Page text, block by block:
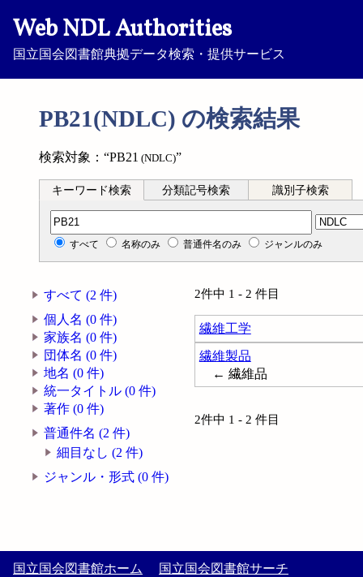
Web NDL Authorities
国立国会図書館典拠データ検索・提供サービス
PB21(NDLC) の検索結果
検索対象：“PB21 (NDLC)”
キーワード検索 分類記号検索 識別子検索
分類記号検索
すべて 名称のみ 普通件名のみ ジャンルのみ
すべて (2 件)
個人名 (0 件)
家族名 (0 件)
団体名 (0 件)
地名 (0 件)
統一タイトル (0 件)
著作 (0 件)
普通件名 (2 件)
細目なし (2 件)
ジャンル・形式 (0 件)
2件中 1 - 2 件目
繊維工学
繊維製品
← 繊維品
2件中 1 - 2 件目
国立国会図書館ホーム 国立国会図書館サーチ